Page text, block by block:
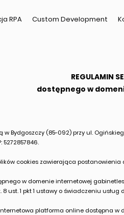
RPA Custom Development
REGULAMIN
dostępnego w
w Bydgoszczy (85-092) przy ul.
5272857846.
cookies zawierająca
w domenie internetowej
ust. 1 pkt 1 ustawy o świadczeniu
platforma online dostępna w